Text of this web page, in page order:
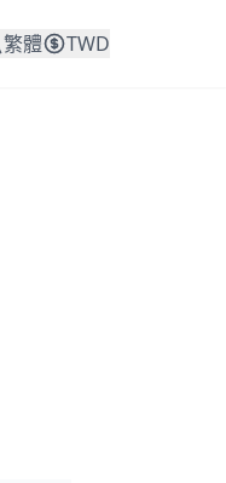
繁體 TWD